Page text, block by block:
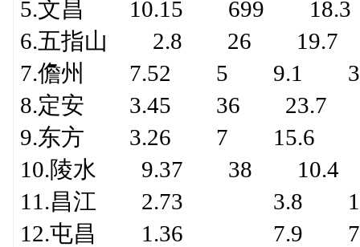
5.文昌 10.15 699
6.五指山 2.8 26
7.儋州 7.52 5 9.1
8.定安 3.45 36 23.7
9.东方 3.26 7 15.6
10.陵水 9.37 38
11.昌江 2.73 3.8
12.屯昌 1.36 7.9